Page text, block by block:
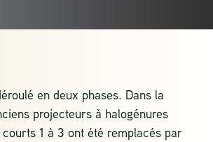
en deux phases. Dans la
projecteurs à halogénures
1 à 3 ont été remplacés par